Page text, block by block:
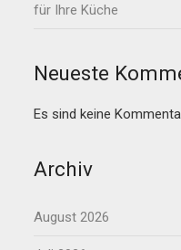
für Ihre Küche
Neueste
Es sind keine
Archiv
August 2026